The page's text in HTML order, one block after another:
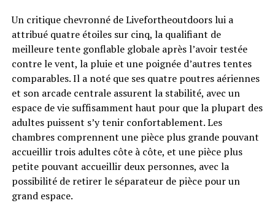
Un critique chevronné de Livefortheoutdoors lui a
attribué quatre étoiles sur cinq, la qualifiant de
meilleure tente gonflable globale après l’avoir testée
contre le vent, la pluie et une poignée d’autres tentes
comparables. Il a noté que ses quatre poutres aériennes
et son arcade centrale assurent la stabilité, avec un
espace de vie suffisamment haut pour que la plupart des
adultes puissent s’y tenir confortablement. Les
chambres comprennent une pièce plus grande pouvant
accueillir trois adultes côte à côte, et une pièce plus
petite pouvant accueillir deux personnes, avec la
possibilité de retirer le séparateur de pièce pour un
grand espace.